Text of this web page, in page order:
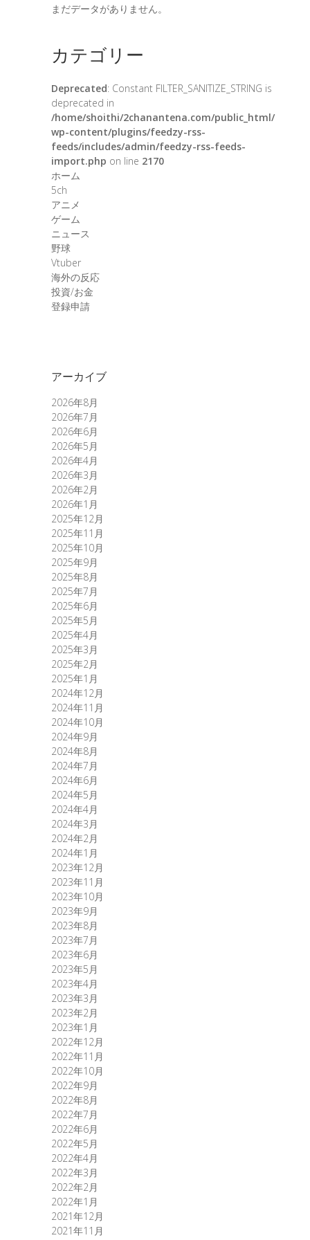
まだデータがありません。
カテゴリー
Deprecated: Constant FILTER_SANITIZE_STRING is
deprecated in
/home/shoithi/2chanantena.com/public_html/
wp-content/plugins/feedzy-rss-
feeds/includes/admin/feedzy-rss-feeds-
import.php on line 2170
ホーム
5ch
アニメ
ゲーム
ニュース
野球
Vtuber
海外の反応
投資/お金
登録申請
アーカイブ
2026年8月
2026年7月
2026年6月
2026年5月
2026年4月
2026年3月
2026年2月
2026年1月
2025年12月
2025年11月
2025年10月
2025年9月
2025年8月
2025年7月
2025年6月
2025年5月
2025年4月
2025年3月
2025年2月
2025年1月
2024年12月
2024年11月
2024年10月
2024年9月
2024年8月
2024年7月
2024年6月
2024年5月
2024年4月
2024年3月
2024年2月
2024年1月
2023年12月
2023年11月
2023年10月
2023年9月
2023年8月
2023年7月
2023年6月
2023年5月
2023年4月
2023年3月
2023年2月
2023年1月
2022年12月
2022年11月
2022年10月
2022年9月
2022年8月
2022年7月
2022年6月
2022年5月
2022年4月
2022年3月
2022年2月
2022年1月
2021年12月
2021年11月